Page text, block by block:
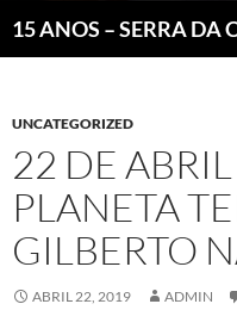
UNCATEGORIZED
22 DE
PLANETA
GILBERTO
ABRIL 22, 2019 ADMIN